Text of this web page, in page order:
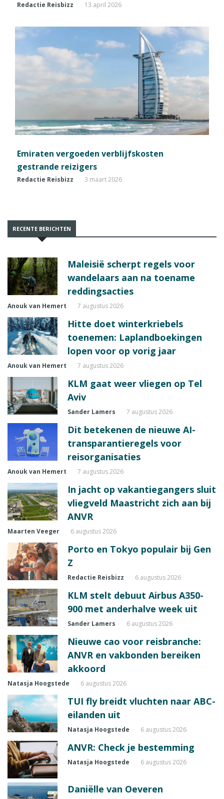
Redactie Reisbizz 13 april 2026
Emiraten vergoeden verblijfskosten
gestrande reizigers
Redactie Reisbizz 3 maart 2026
RECENTE BERICHTEN
Maleisië scherpt regels voor
wandelaars aan na toename
reddingsacties
Anouk van Hemert 7 augustus 2026
Hitte doet winterkriebels
toenemen: Laplandboekingen
lopen voor op vorig jaar
Anouk van Hemert 7 augustus 2026
KLM gaat weer vliegen op Tel
Aviv
Sander Lamers 7 augustus 2026
Dit betekenen de nieuwe AI-
transparantieregels voor
reisorganisaties
Anouk van Hemert 7 augustus 2026
In jacht op vakantiegangers sluit
vliegveld Maastricht zich aan bij
ANVR
Maarten Veeger 6 augustus 2026
Porto en Tokyo populair bij Gen
Z
Redactie Reisbizz 6 augustus 2026
KLM stelt debuut Airbus A350-
900 met anderhalve week uit
Sander Lamers 6 augustus 2026
Nieuwe cao voor reisbranche:
ANVR en vakbonden bereiken
akkoord
Natasja Hoogstede 6 augustus 2026
TUI fly breidt vluchten naar ABC-
eilanden uit
Natasja Hoogstede 6 augustus 2026
ANVR: Check je bestemming
Natasja Hoogstede 6 augustus 2026
Daniëlle van Oeveren